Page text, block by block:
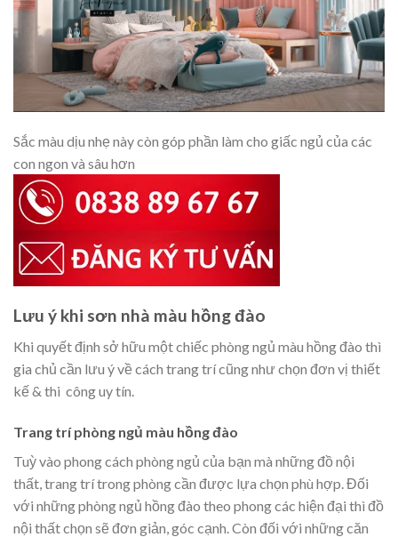
Sắc màu dịu nhẹ này còn góp phần làm cho giấc ngủ của các
con ngon và sâu hơn
Lưu ý khi sơn nhà màu hồng đào
Khi quyết định sở hữu một chiếc phòng ngủ màu hồng đào thì
gia chủ cần lưu ý về cách trang trí cũng như chọn đơn vị thiết
kế & thi công uy tín.
Trang trí phòng ngủ màu hồng đào
Tuỳ vào phong cách phòng ngủ của bạn mà những đồ nội
thất, trang trí trong phòng cần được lựa chọn phù hợp. Đối
với những phòng ngủ hồng đào theo phong các hiện đại thì đồ
nội thất chọn sẽ đơn giản, góc cạnh. Còn đối với những căn